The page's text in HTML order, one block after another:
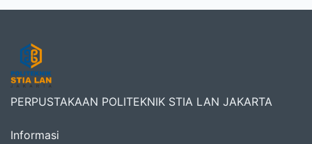
PERPUSTAKAAN POLITEKNIK STIA LAN JAKARTA
Informasi